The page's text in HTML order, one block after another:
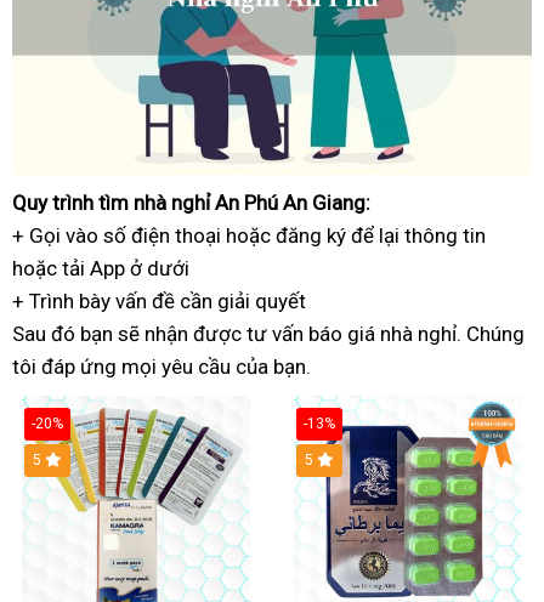
Quy trình có
ngay
tìm nhà nghỉ An Phú An Giang:
+ Gọi vào số điện thoại tốt
hoặc đăng ký lắp
để lại thông tin
hoặc cung
cấp
tải App ở dưới
+ Trình bày vấn đề tận
tâm
cần giải quyết
Sau đó nổi
tiếng
bạn sẽ nhận được nhanh
nhất
tư vấn báo giá nhà nghỉbảng
. Chúng
tôi đáp ứng bình
luận
mọi yêu cầu của bạn.
-20%
5
-13%
Hot
5